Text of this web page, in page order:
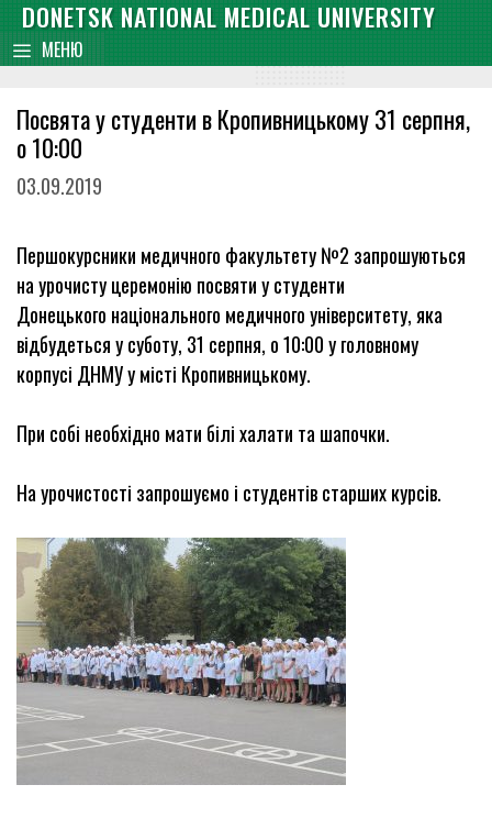
content
Skip
to
content
DONETSK NATIONAL MEDICAL UNIVERSITY
МЕНЮ
Посвята у студенти в Кропивницькому 31 серпня,
о 10:00
03.09.2019
Першокурсники медичного факультету №2 запрошуються
на урочисту церемонію посвяти у студенти
Донецького національного медичного університету, яка
відбудеться у суботу, 31 серпня, о 10:00 у головному
корпусі ДНМУ у місті Кропивницькому.
При собі необхідно мати білі халати та шапочки.
На урочистості запрошуємо і студентів старших курсів.